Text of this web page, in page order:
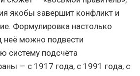
якобы завершит конфликт и
Формулировка настолько
неё можно подвести
систему подсчёта
— с 1917 года, с 1991 года, с